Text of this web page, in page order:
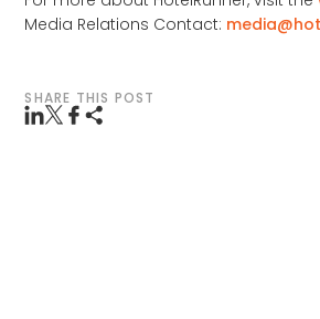
Media Relations Contact:
SHARE THIS POST